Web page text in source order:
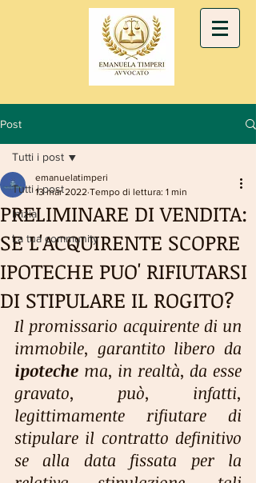
Post
Tutti i post
Inizia
La tua community
Tutti i post
PRELIMINARE DI VENDITA:
SE L'ACQUIRENTE SCOPRE
IPOTECHE PUO' RIFIUTARSI
DI STIPULARE IL ROGITO?
emanuelatimperi
13 mar 2022 Tempo di lettura: 1 min
Il promissario acquirente di un
ipoteche ma, in realtà, da esse
gravato, può, infatti,
legittimamente rifiutare di
stipulare il contratto definitivo
se alla data fissata per la